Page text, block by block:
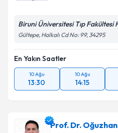
Kişisel verilerimin
Metni'ni okudum ve
kapsamda işlenmesini
Takvim
Biruni Üniversitesi Tıp Fakültesi
Gültepe, Halkalı Cd No: 99, 34295
En Yakın Saatler
10 Ağu
13:30
10 Ağu
14:15
Prof. Dr.